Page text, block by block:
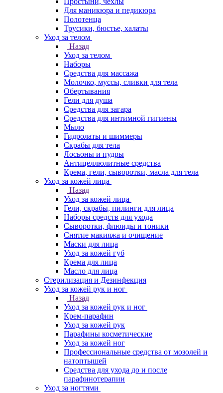
Для маникюра и педикюра
Полотенца
Трусики, бюстье, халаты
Уход за телом
Назад
Уход за телом
Наборы
Средства для массажа
Молочко, муссы, сливки для тела
Обертывания
Гели для душа
Средства для загара
Средства для интимной гигиены
Мыло
Гидролаты и шиммеры
Скрабы для тела
Лосьоны и пудры
Антицеллюлитные средства
Крема, гели, сыворотки, масла для тела
Уход за кожей лица
Назад
Уход за кожей лица
Гели, скрабы, пилинги для лица
Наборы средств для ухода
Сыворотки, флюиды и тоники
Снятие макияжа и очищение
Маски для лица
Уход за кожей губ
Крема для лица
Масло для лица
Стерилизация и Дезинфекция
Уход за кожей рук и ног
Назад
Уход за кожей рук и ног
Крем-парафин
Уход за кожей рук
Парафины косметические
Уход за кожей ног
Профессиональные средства от мозолей и
натоптышей
Средства для ухода до и после
парафинотерапии
Уход за ногтями